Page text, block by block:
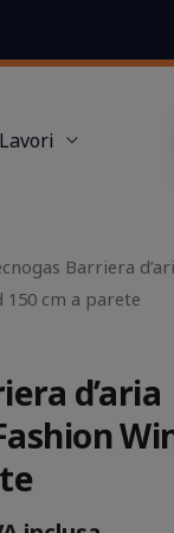
Lavori
Barriera
150 cm a parete
d’aria